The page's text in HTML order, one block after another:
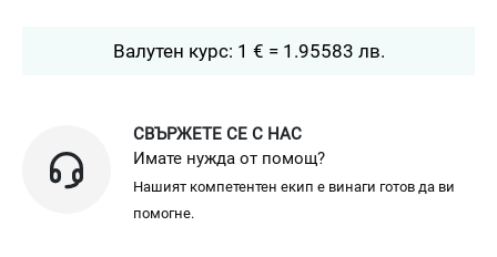
Валутен курс: 1 € = 1.95583 лв.
СВЪРЖЕТЕ СЕ С НАС
Имате нужда от помощ?
Нашият компетентен екип е винаги готов да ви
помогне.